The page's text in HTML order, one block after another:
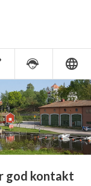
god kontakt